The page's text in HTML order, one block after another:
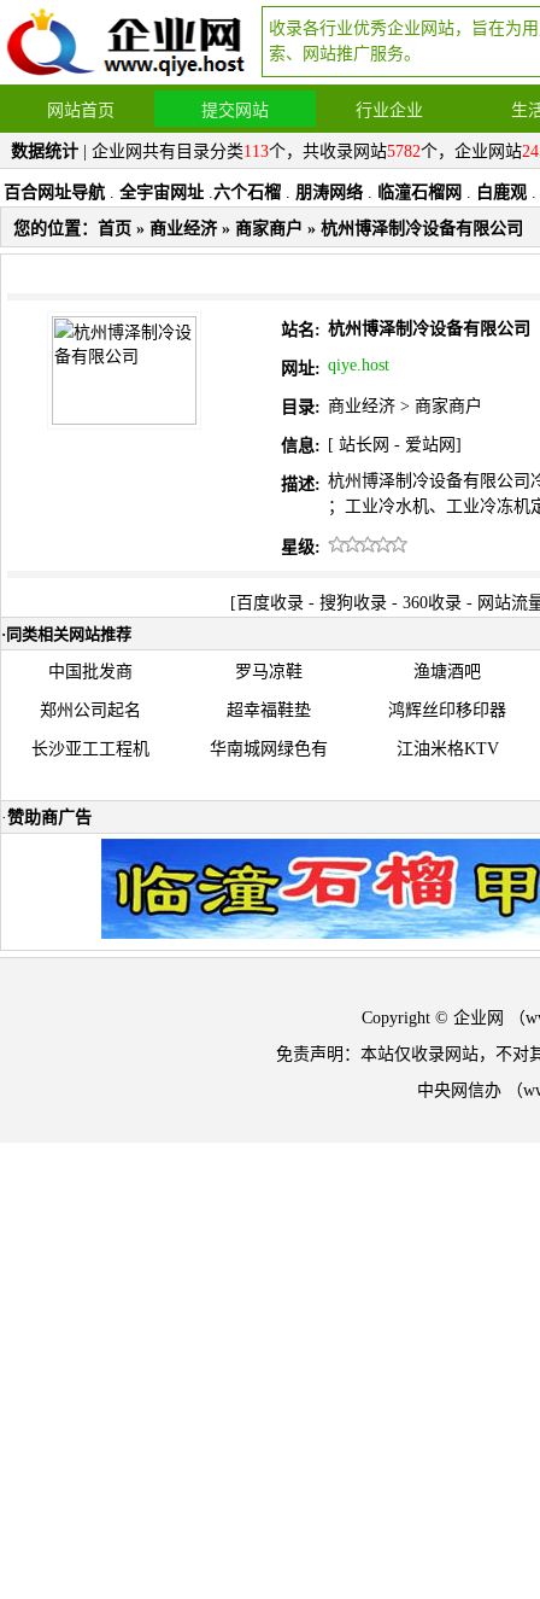
收录各行业优秀企业网站，旨在为
索、网站推广服务。
网站首页 提交网站 行业企业 生
数据统计 | 企业网共有目录分类113个，共收录网站5782个，企业网站
百合网址导航 . 全宇宙网址 .六个石榴 . 朋涛网络 . 临潼石榴网 . 白鹿观 .
您的位置： 首页 » 商业经济» 商家商户 » 杭州博泽制冷设备有限公司
站名: 杭州博泽制冷设备有限公司
网址: qiye.host
目录: 商业经济 > 商家商户
信息: [ 站长网 - 爱站网 ]
描述: 杭州博泽制冷设备有限公司
；工业冷水机、工业冷冻机
星级:
[ 百度收录 - 搜狗收录 - 360收录 - 网站流
· 同类相关网站推荐
中国批发商 罗马凉鞋 渔塘酒吧
郑州公司起名 超幸福鞋垫 鸿辉丝印移印器
长沙亚工工程机 华南城网绿色有 江油米格KTV
·赞助商广告
Copyright © 企业网 （
免责声明：本站仅收录网站，不对
中央网信办 （